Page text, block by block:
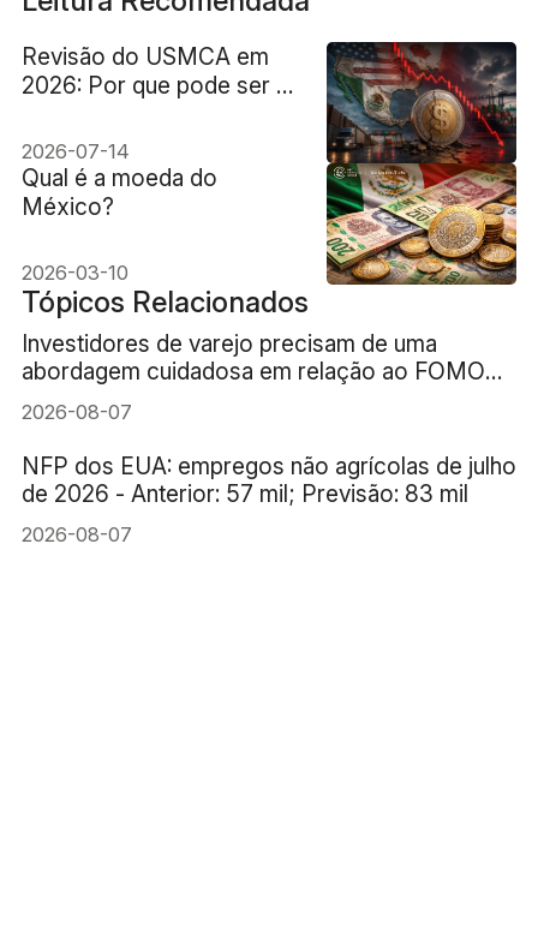
Revisão do USMCA em
2026: Por que pode ser o
filipino
2026-07-14
Qual é a moeda do
México?
2026-03-10
Tópicos Relacionados
Investidores de varejo precisam de uma
abordagem cuidadosa em relação ao FOMO
(medo de ficar de fora) da IA
2026-08-07
NFP dos EUA: empregos não agrícolas de julho
de 2026 - Anterior: 57 mil; Previsão: 83 mil
2026-08-07